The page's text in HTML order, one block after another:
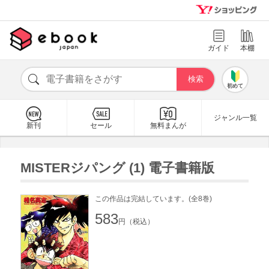
ガイド 本棚
初めて
新刊 セール 無料まんが
ジャンル一覧
MISTERジパング (1) 電子書籍版
この作品は完結しています。(全8巻)
583円（税込）